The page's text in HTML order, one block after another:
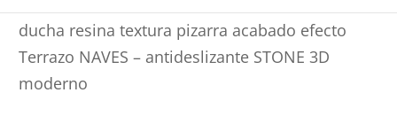
ducha resina textura pizarra acabado efecto
Terrazo NAVES – antideslizante STONE 3D
moderno